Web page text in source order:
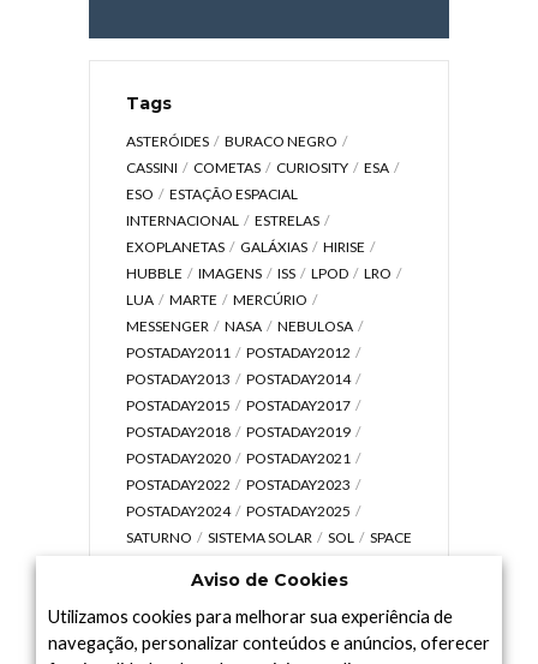
Tags
ASTERÓIDES
BURACO NEGRO
CASSINI
COMETAS CURIOSITY
ESA
ESO
ESTAÇÃO ESPACIAL
INTERNACIONAL
ESTRELAS
EXOPLANETAS
GALÁXIAS
HIRISE
HUBBLE
IMAGENS ISS LPOD
LRO
LUA
MARTE
MERCÚRIO
MESSENGER
NASA
NEBULOSA
POSTADAY2011
POSTADAY2012
POSTADAY2013
POSTADAY2014
POSTADAY2015
POSTADAY2017
POSTADAY2018
POSTADAY2019
POSTADAY2020
POSTADAY2021
POSTADAY2022
POSTADAY2023
POSTADAY2024
POSTADAY2025
SATURNO
SISTEMA SOLAR SOL
SPACE
UNIVERSO
VÍDEO
Aviso de Cookies
Utilizamos cookies para melhorar sua experiência de
navegação, personalizar conteúdos e anúncios, oferecer